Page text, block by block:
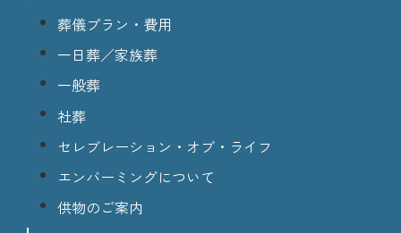
葬儀プラン・費用
一日葬／家族葬
一般葬
社葬
セレブレーション・オブ・ライフ
エンバーミングについて
供物のご案内